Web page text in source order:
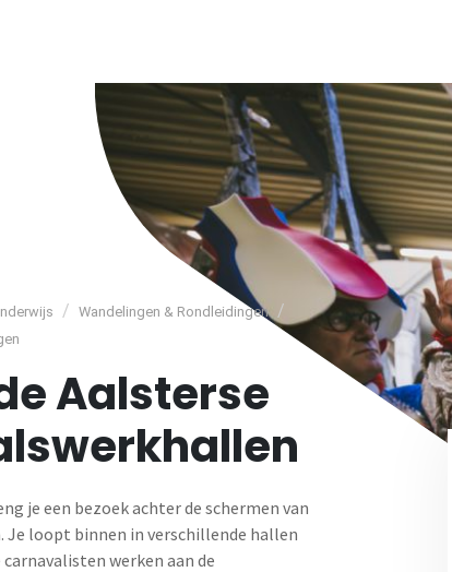
/ Wandelingen & Rondleidingen /
Aalsterse
je een bezoek achter de schermen van
Je loopt binnen in verschillende hallen
werken aan de